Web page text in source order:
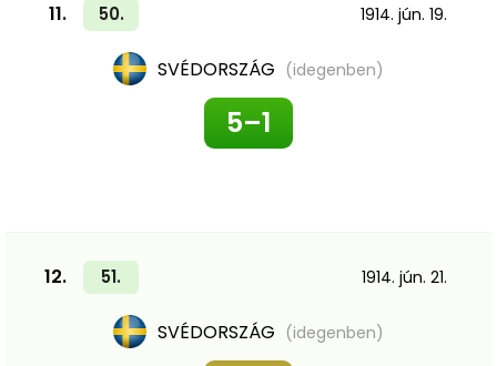
11. 50. 1914. jún. 19.
SVÉDORSZÁG (idegenben)
5–1
12. 51. 1914. jún. 21.
SVÉDORSZÁG (idegenben)